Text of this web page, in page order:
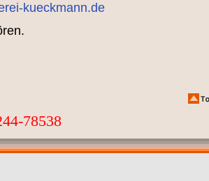
kueckmann.de
78538